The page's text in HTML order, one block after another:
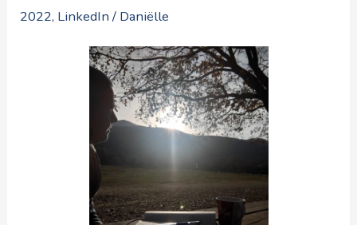
2022, LinkedIn / Daniëlle